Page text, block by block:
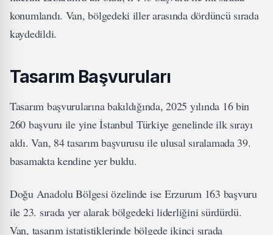
konumlandı. Van, bölgedeki iller arasında dördüncü sırada
kaydedildi.
Tasarım Başvuruları
Tasarım başvurularına bakıldığında, 2025 yılında 16 bin
260 başvuru ile yine İstanbul Türkiye genelinde ilk sırayı
aldı. Van, 84 tasarım başvurusu ile ulusal sıralamada 39.
basamakta kendine yer buldu.
Doğu Anadolu Bölgesi özelinde ise Erzurum 163 başvuru
ile 23. sırada yer alarak bölgedeki liderliğini sürdürdü.
Van, tasarım istatistiklerinde bölgede ikinci sırada